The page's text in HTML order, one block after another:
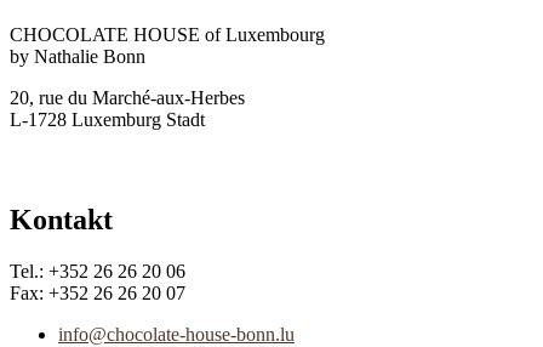
CHOCOLATE HOUSE of Luxembourg
by Nathalie Bonn
20, rue du Marché-aux-Herbes
L-1728 Luxemburg Stadt
Kontakt
Tel.: +352 26 26 20 06
Fax: +352 26 26 20 07
info@chocolate-house-bonn.lu